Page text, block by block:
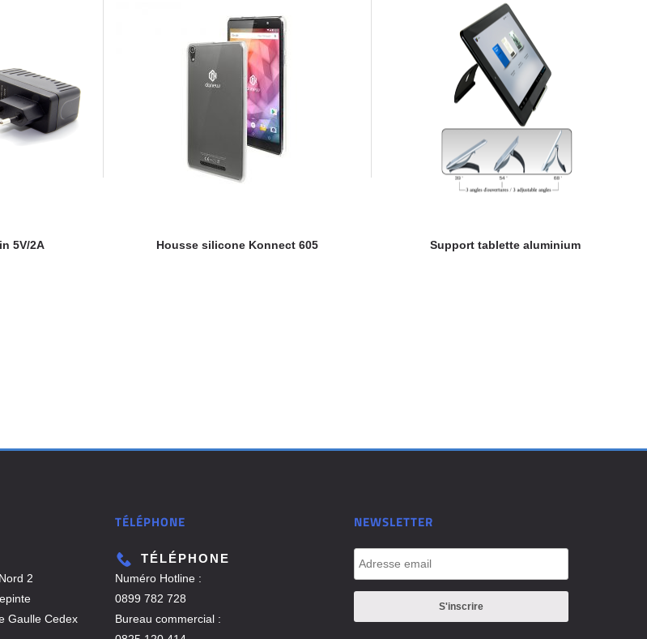
5V/2A Housse silicone Konnect 605 Support tablette aluminium
2
Gaulle Cedex
TÉLÉPHONE
TÉLÉPHONE
Numéro Hotline :
0899 782 728
Bureau commercial :
NEWSLETTER